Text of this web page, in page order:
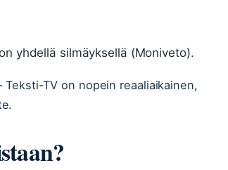
yhdellä silmäyksellä (Moniveto).
TV on nopein reaaliaikainen,